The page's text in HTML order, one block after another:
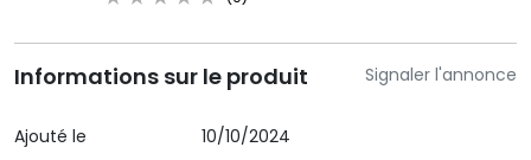
Signaler l'annonce
Informations sur le produit
Ajouté le
10/10/2024